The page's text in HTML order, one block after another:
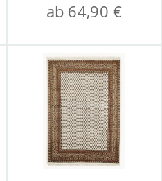
ab 64,90 €